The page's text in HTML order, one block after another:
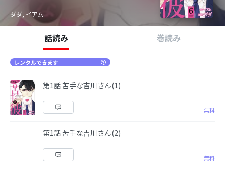
ダダ, イアム
話読み 巻読み
レンタルできます
第1話 苦手な吉川さん(1)
無料
第1話 苦手な吉川さん(2)
無料